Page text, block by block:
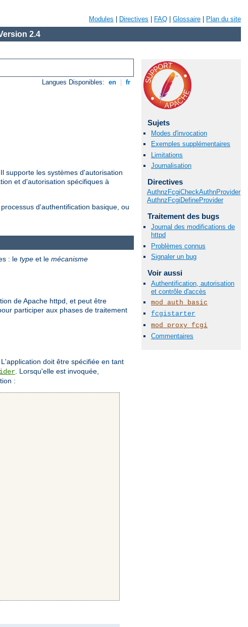
Modules Directives FAQ Glossaire Plan du site
2.4
Langues Disponibles: en fr
supporte les systèmes d'autorisation
et d'autorisation spécifiques à
d'authentification basique, ou
Sujets
Modes d'invocation
Exemples supplémentaires
Limitations
Journalisation
Directives
AuthnzFcgiCheckAuthnProvider
AuthnzFcgiDefineProvider
Traitement des bugs
Journal des modifications de
httpd
Problèmes connus
Signaler un bug
Voir aussi
Authentification, autorisation
et contrôle d'accès
mod_auth_basic
fcgistarter
mod_proxy_fcgi
Commentaires
: le type et le mécanisme
de Apache httpd, et peut être
participer aux phases de traitement
. L'application doit être spécifiée en tant
. Lorsqu'elle est invoquée,
: